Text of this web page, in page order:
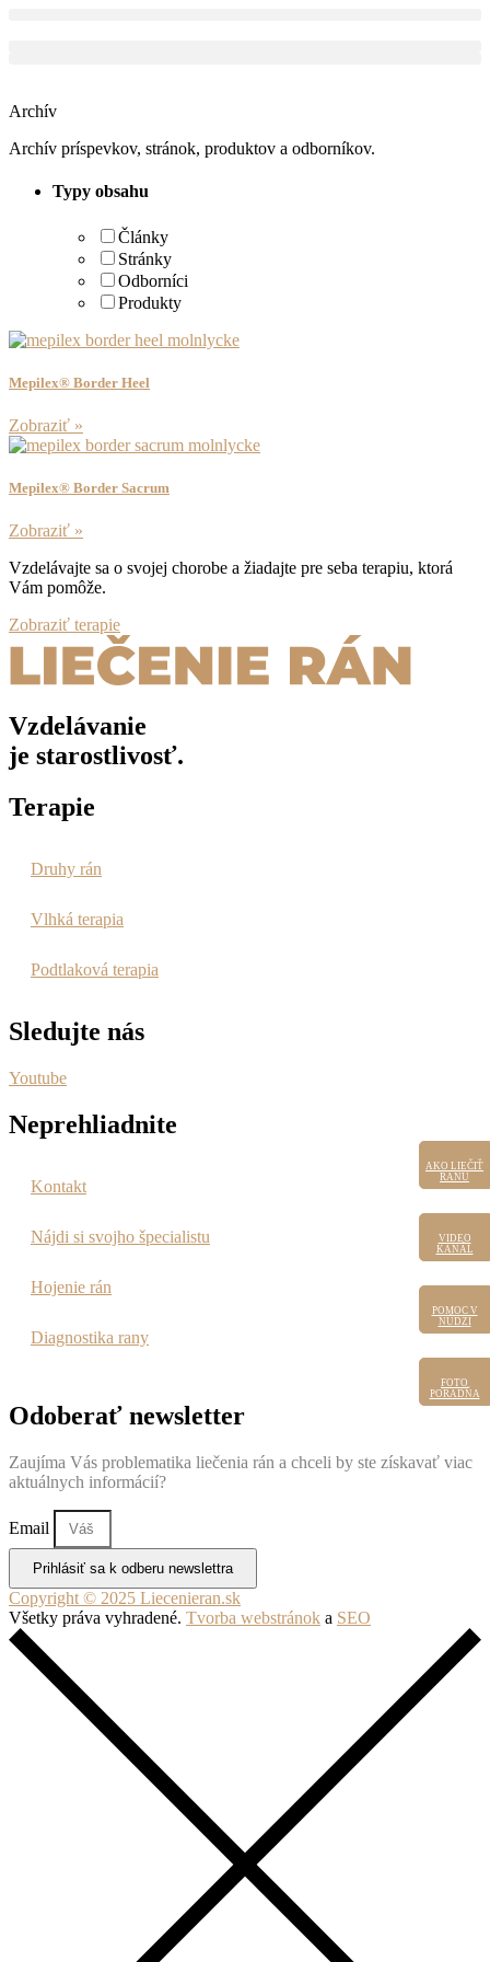
Archív
Archív príspevkov, stránok, produktov a odborníkov.
Typy obsahu
Články
Stránky
Odborníci
Produkty
Mepilex® Border Heel
Zobraziť »
Mepilex® Border Sacrum
Zobraziť »
Vzdelávajte sa o svojej chorobe a žiadajte pre seba terapiu, ktorá
Vám pomôže.
Zobraziť terapie
Vzdelávanie
je starostlivosť.
Terapie
Druhy rán
Vlhká terapia
Podtlaková terapia
Sledujte nás
Youtube
Neprehliadnite
Kontakt
Nájdi si svojho špecialistu
Hojenie rán
Diagnostika rany
AKO LIEČIŤ
RANU
VIDEO
KANÁL
POMOC
V NÚDZI
FOTO
PORADŇA
AKO LIEČIŤ
RANU
VIDEO
KANÁL
POMOC V
NÚDZI
FOTO
PORADŇA
Odoberať newsletter
Zaujíma Vás problematika liečenia rán a chceli by ste získavať viac
aktuálnych informácií?
Email
Prihlásiť sa k odberu newslettra
Copyright © 2025 Liecenieran.sk
Všetky práva vyhradené. Tvorba webstránok a SEO